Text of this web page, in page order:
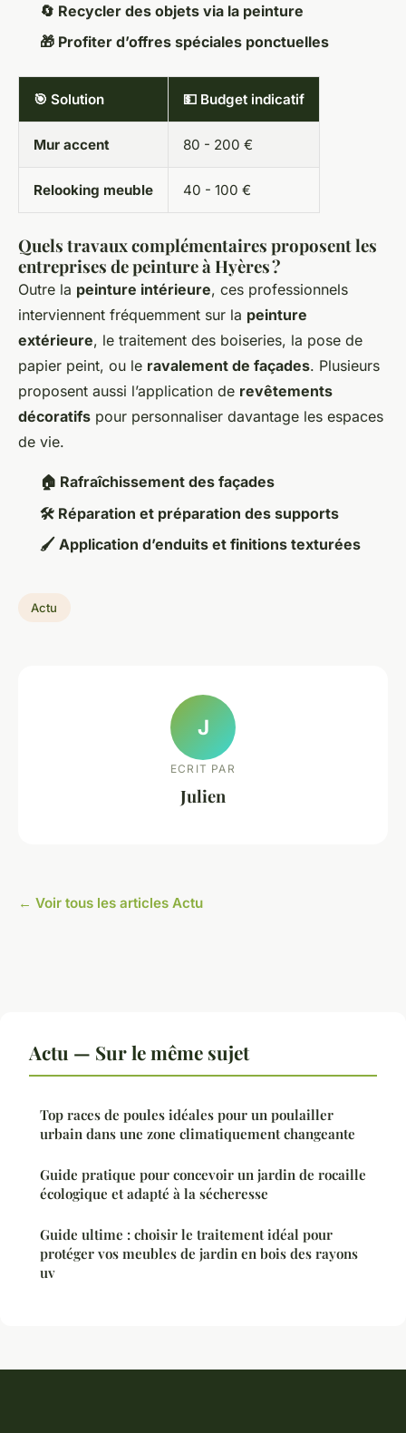
🔄 Recycler des objets via la peinture
🎁 Profiter d’offres spéciales ponctuelles
🎯 Solution 💵 Budget indicatif
Mur accent 80 - 200 €
Relooking meuble 40 - 100 €
Quels travaux complémentaires proposent les
entreprises de peinture à Hyères ?
Outre la peinture intérieure, ces professionnels
interviennent fréquemment sur la peinture
extérieure, le traitement des boiseries, la pose de
papier peint, ou le ravalement de façades. Plusieurs
proposent aussi l’application de revêtements
décoratifs pour personnaliser davantage les espaces
de vie.
🏠 Rafraîchissement des façades
🛠️ Réparation et préparation des supports
🖌️ Application d’enduits et finitions texturées
Actu
J
ECRIT PAR
Julien
← Voir tous les articles Actu
Actu — Sur le même sujet
Top races de poules idéales pour un poulailler
urbain dans une zone climatiquement changeante
Guide pratique pour concevoir un jardin de rocaille
écologique et adapté à la sécheresse
Guide ultime : choisir le traitement idéal pour
protéger vos meubles de jardin en bois des rayons
uv